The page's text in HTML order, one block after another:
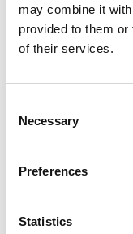
may combine it
provided to them
of their services.
Selection
Necessary
Preferences
Statistics
Built for